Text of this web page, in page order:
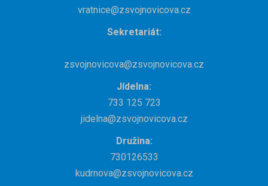
vratnice@zsvojnovicova.cz
Sekretariát:
zsvojnovicova@zsvojnovicova.cz
Jídelna:
733 125 723
jidelna@zsvojnovicova.cz
Družina:
730126533
kudrnova@zsvojnovicova.cz